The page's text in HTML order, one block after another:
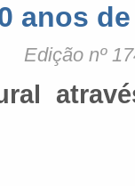
anos
Edição nº